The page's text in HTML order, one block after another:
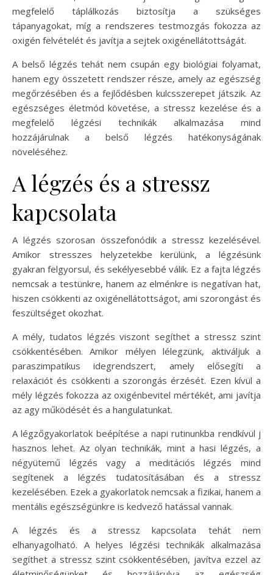
megfelelő táplálkozás biztosítja a szükséges
tápanyagokat, míg a rendszeres testmozgás fokozza az
oxigén felvételét és javítja a sejtek oxigénellátottságát.
A belső légzés tehát nem csupán egy biológiai folyamat,
hanem egy összetett rendszer része, amely az egészség
megőrzésében és a fejlődésben kulcsszerepet játszik. Az
egészséges életmód követése, a stressz kezelése és a
megfelelő légzési technikák alkalmazása mind
hozzájárulnak a belső légzés hatékonyságának
növeléséhez.
A légzés és a stressz
kapcsolata
A légzés szorosan összefonódik a stressz kezelésével.
Amikor stresszes helyzetekbe kerülünk, a légzésünk
gyakran felgyorsul, és sekélyesebbé válik. Ez a fajta légzés
nemcsak a testünkre, hanem az elménkre is negatívan hat,
hiszen csökkenti az oxigénellátottságot, ami szorongást és
feszültséget okozhat.
A mély, tudatos légzés viszont segíthet a stressz szint
csökkentésében. Amikor mélyen lélegzünk, aktiváljuk a
paraszimpatikus idegrendszert, amely elősegíti a
relaxációt és csökkenti a szorongás érzését. Ezen kívül a
mély légzés fokozza az oxigénbevitel mértékét, ami javítja
az agy működését és a hangulatunkat.
A légzőgyakorlatok beépítése a napi rutinunkba rendkívül j
hasznos lehet. Az olyan technikák, mint a hasi légzés, a
négyütemű légzés vagy a meditációs légzés mind
segítenek a légzés tudatosításában és a stressz
kezelésében. Ezek a gyakorlatok nemcsak a fizikai, hanem a
mentális egészségünkre is kedvező hatással vannak.
A légzés és a stressz kapcsolata tehát nem
elhanyagolható. A helyes légzési technikák alkalmazása
segíthet a stressz szint csökkentésében, javítva ezzel az